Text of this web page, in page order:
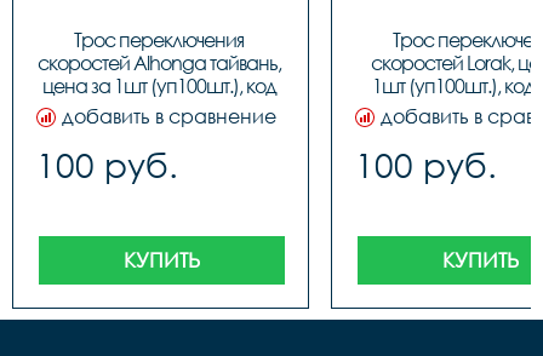
Трос переключения
скоростей Alhonga тайвань,
цена за 1шт (уп100шт.), код
40708
добавить в сравнение
100 руб.
КУПИТЬ
Трос
скоростей Lorak,
1шт (уп100шт.), код
добавить в
100 руб.
КУПИТЬ